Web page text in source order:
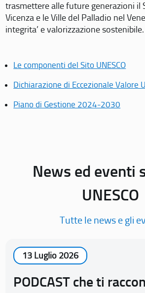
trasmettere alle future generazioni il
Vicenza e le Ville del Palladio nel
integrita’ e valorizzazione sostenibile.
Le componenti del Sito UNESCO
Dichiarazione di Eccezionale Valore
Piano di Gestione 2024-2030
News ed eventi
UNESCO
Tutte le news e gli
13 Luglio 2026
PODCAST che ti